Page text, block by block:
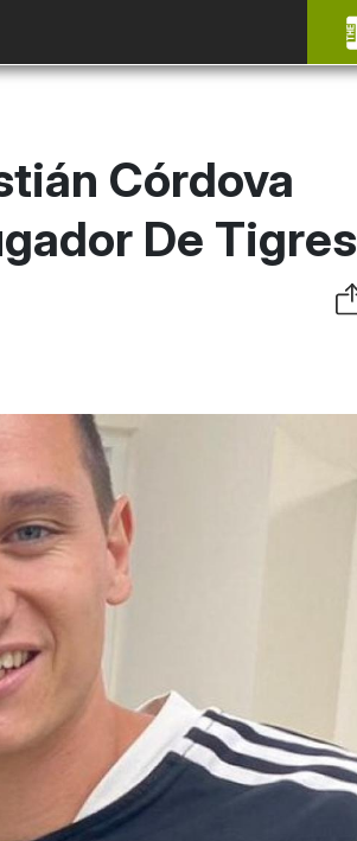
Córdova
De Tigres